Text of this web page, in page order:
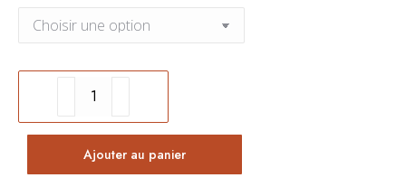
quantité
de
Décoration
murale
Ajouter au panier